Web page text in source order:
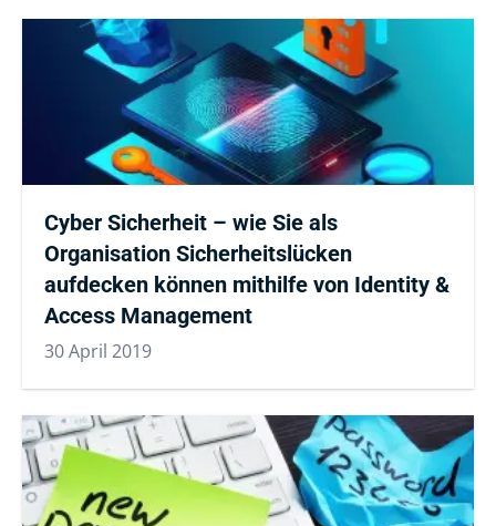
Cyber Sicherheit – wie Sie als
Organisation Sicherheitslücken
aufdecken können mithilfe von Identity &
Access Management
30 April 2019